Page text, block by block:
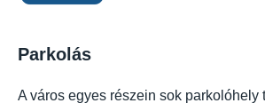
Parkolás
A város egyes részein sok parkolóhely